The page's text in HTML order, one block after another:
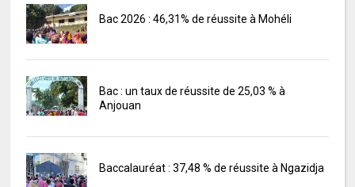
Bac 2026 : 46,31% de réussite à Mohéli
Bac : un taux de réussite de 25,03 % à
Anjouan
Baccalauréat : 37,48 % de réussite à Ngazidja